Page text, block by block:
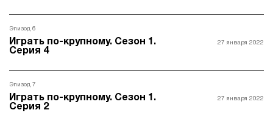
Эпизод 6
Играть по-крупному. Сезон 1.
Серия 4
27 января 2022
Эпизод 7
Играть по-крупному. Сезон 1.
Серия 2
27 января 2022